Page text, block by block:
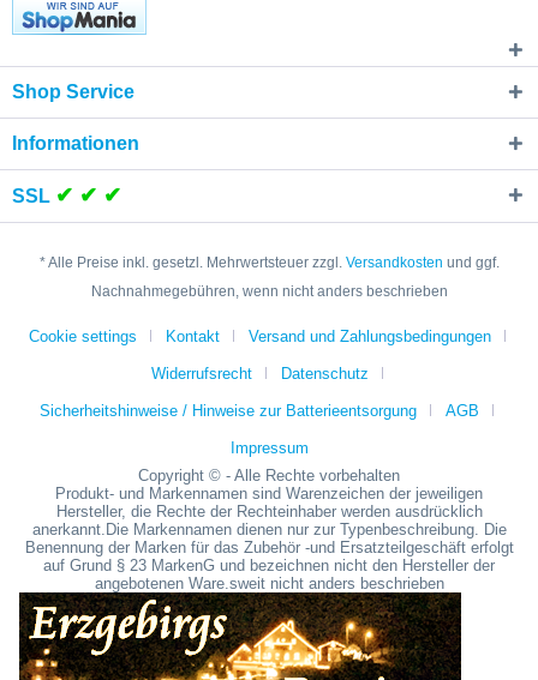
Shop Service
Informationen
SSL ✔ ✔ ✔
* Alle Preise inkl. gesetzl. Mehrwertsteuer zzgl. Versandkosten und ggf.
Nachnahmegebühren, wenn nicht anders beschrieben
Cookie settings Kontakt Versand und Zahlungsbedingungen
Widerrufsrecht Datenschutz
Sicherheitshinweise / Hinweise zur Batterieentsorgung AGB
Impressum
Copyright © - Alle Rechte vorbehalten
Produkt- und Markennamen sind Warenzeichen der jeweiligen
Hersteller, die Rechte der Rechteinhaber werden ausdrücklich
anerkannt.Die Markennamen dienen nur zur Typenbeschreibung. Die
Benennung der Marken für das Zubehör -und Ersatzteilgeschäft erfolgt
auf Grund § 23 MarkenG und bezeichnen nicht den Hersteller der
angebotenen Ware.sweit nicht anders beschrieben